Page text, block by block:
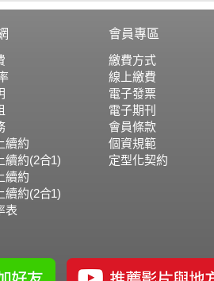
續約
續約(2合1)
續約
續約(2合1)
表
會員專區
繳費方式
線上繳費
電子發票
電子期刊
會員條款
個資規範
定型化契約